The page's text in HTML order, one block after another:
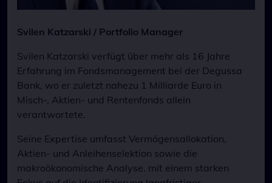
Svilen Katzarski / Portfolio Manager
Svilen Katzarski verfügt über mehr als 16 Jahre
Erfahrung im Fondsmanagement bei der Degussa
Bank, wo er zuletzt nahezu 1 Milliarde Euro in
Misch-, Aktien- und Rentenfonds allein
verantwortete.
Seine Expertise umfasst Vermögensallokation,
Aktien- und Anleihenselektion sowie die
makroökonomische Analyse. mit einem starken